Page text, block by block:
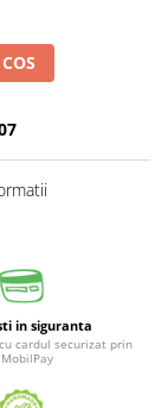
in siguranta
cardul securizat prin
MobilPay